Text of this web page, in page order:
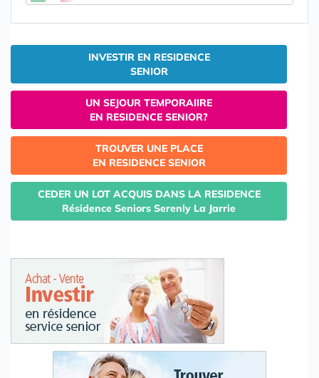
INVESTIR EN RESIDENCE
SENIOR
UN SEJOUR TEMPORAIIRE
EN RESIDENCE SENIOR?
TROUVER UNE PLACE
EN RESIDENCE SENIOR
CEDER UN LOT ACQUIS DANS LA RESIDENCE
Résidence Seniors Serenly La Jarrie